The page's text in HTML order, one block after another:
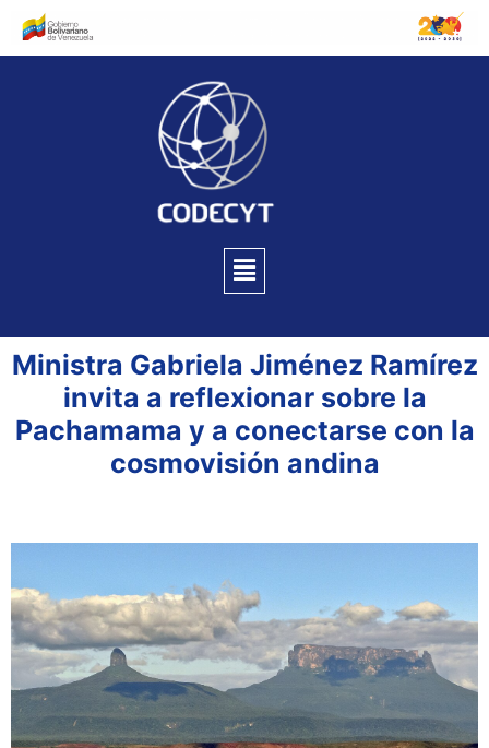
Ministra Gabriela Jiménez Ramírez
invita a reflexionar sobre la
Pachamama y a conectarse con la
cosmovisión andina